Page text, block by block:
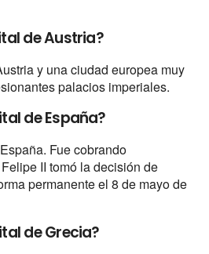
de Austria?
y una ciudad europea muy
palacios imperiales.
de España?
Fue cobrando
II tomó la decisión de
permanente el 8 de mayo de
de Grecia?